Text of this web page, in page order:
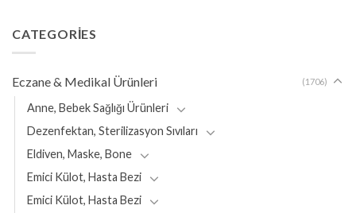
CATEGORIES
Eczane & Medikal Ürünleri (1706)
Anne, Bebek Sağlığı Ürünleri
Dezenfektan, Sterilizasyon Sıvıları
Eldiven, Maske, Bone
Emici Külot, Hasta Bezi
Emici Külot, Hasta Bezi